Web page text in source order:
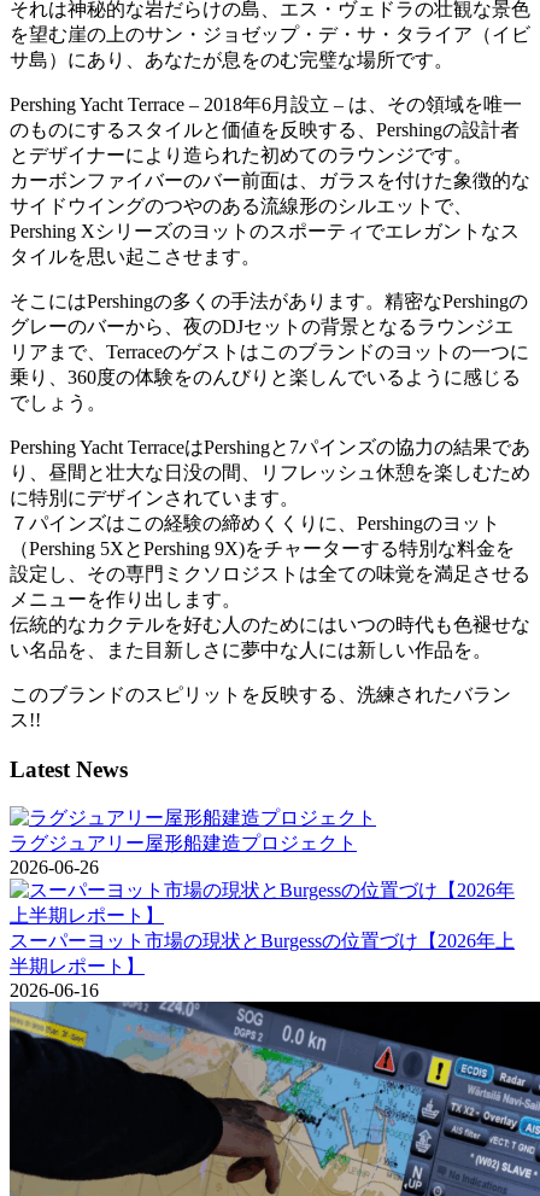
それは神秘的な岩だらけの島、エス・ヴェドラの壮観な景色
を望む崖の上のサン・ジョゼップ・デ・サ・タライア（イビ
サ島）にあり、あなたが息をのむ完璧な場所です。
Pershing Yacht Terrace – 2018年6月設立 – は、その領域を唯一
のものにするスタイルと価値を反映する、Pershingの設計者
とデザイナーにより造られた初めてのラウンジです。
カーボンファイバーのバー前面は、ガラスを付けた象徴的な
サイドウイングのつやのある流線形のシルエットで、
Pershing Xシリーズのヨットのスポーティでエレガントなス
タイルを思い起こさせます。
そこにはPershingの多くの手法があります。精密なPershingの
グレーのバーから、夜のDJセットの背景となるラウンジエ
リアまで、Terraceのゲストはこのブランドのヨットの一つに
乗り、360度の体験をのんびりと楽しんでいるように感じる
でしょう。
Pershing Yacht TerraceはPershingと7パインズの協力の結果であ
り、昼間と壮大な日没の間、リフレッシュ休憩を楽しむため
に特別にデザインされています。
７パインズはこの経験の締めくくりに、Pershingのヨット
（Pershing 5XとPershing 9X)をチャーターする特別な料金を
設定し、その専門ミクソロジストは全ての味覚を満足させる
メニューを作り出します。
伝統的なカクテルを好む人のためにはいつの時代も色褪せな
い名品を、また目新しさに夢中な人には新しい作品を。
このブランドのスピリットを反映する、洗練されたバラン
ス!!
Latest News
ラグジュアリー屋形船建造プロジェクト
2026-06-26
スーパーヨット市場の現状とBurgessの位置づけ【2026年上
半期レポート】
2026-06-16